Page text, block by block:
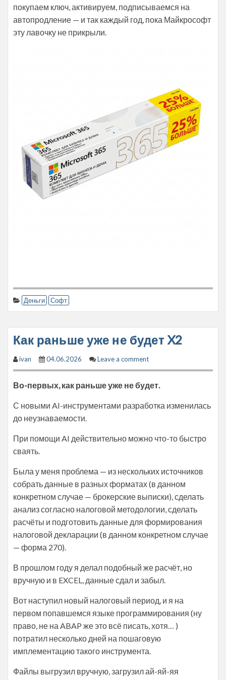
покупаем ключ, активируем, подписываемся на
автопродление — и так каждый год, пока Майкрософт
эту лавочку не прикрыли.
Деньги Софт
Как раньше уже не будет X2
ivan 04.06.2026 Leave a comment
Во-первых, как раньше уже не будет.
С новыми AI-инструментами разработка изменилась
до неузнаваемости.
При помощи AI действительно можно что-то быстро
сваять.
Была у меня проблема — из нескольких источников
собрать данные в разных форматах (в данном
конкретном случае — брокерские выписки), сделать
анализ согласно налоговой методологии, сделать
расчёты и подготовить данные для формирования
налоговой декларации (в данном конкретном случае
— форма 270).
В прошлом году я делал подобный же расчёт, но
вручную и в EXCEL, данные сдал и забыл.
Вот наступил новый налоговый период, и я на
первом попавшемся языке программирования (ну
право, не на ABAP же это всё писать, хотя… )
потратил несколько дней на пошаговую
имплементацию такого инструмента.
Файлы выгрузил вручную, загрузил ай-яй-яя